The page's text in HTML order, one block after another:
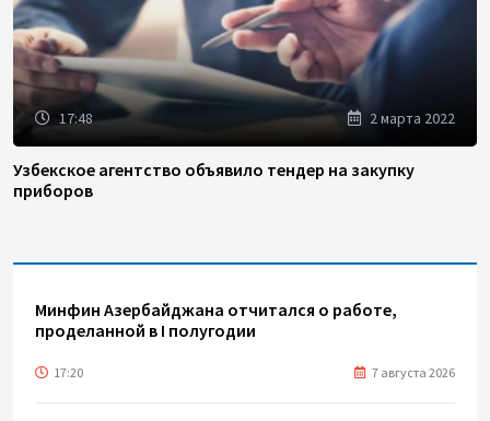
17:48 2 марта 2022
Узбекское агентство объявило тендер на закупку
приборов
Минфин Азербайджана отчитался о работе,
проделанной в I полугодии
17:20 7 августа 2026